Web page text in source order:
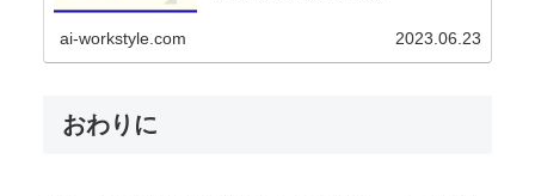
ai-workstyle.com 2023.06.23
おわりに